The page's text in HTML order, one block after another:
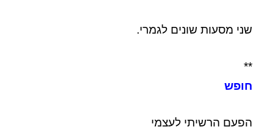
שני מסעות שונים לגמרי.
**
חופש
הפעם הרשיתי לעצמי